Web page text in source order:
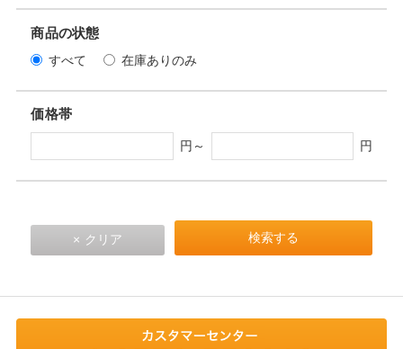
商品の状態
すべて 在庫ありのみ
価格帯
円～ 円